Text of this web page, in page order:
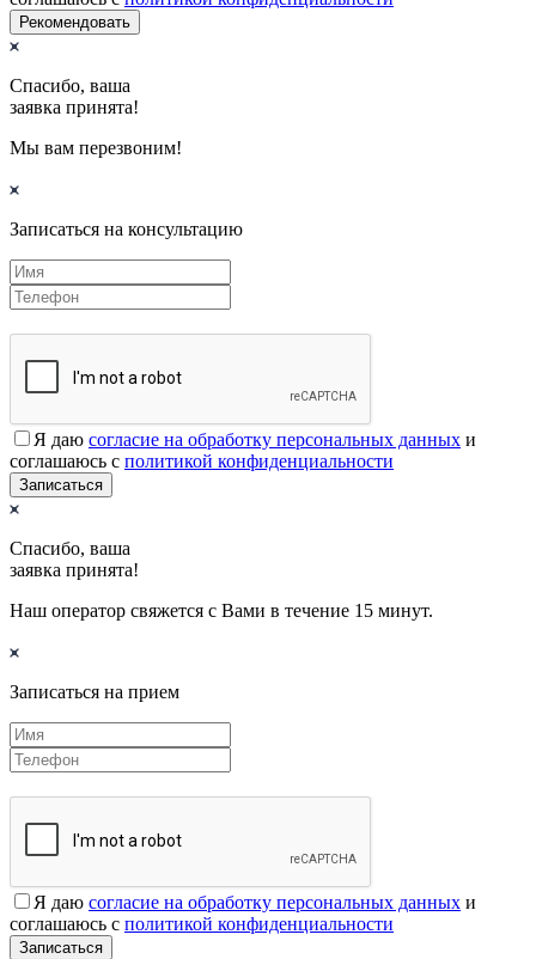
Рекомендовать
Спасибо, ваша
заявка принята!
Мы вам перезвоним!
Записаться на консультацию
Я даю согласие на обработку персональных данных и
соглашаюсь с политикой конфиденциальности
Записаться
Спасибо, ваша
заявка принята!
Наш оператор свяжется с Вами в течение 15 минут.
Записаться на прием
Я даю согласие на обработку персональных данных и
соглашаюсь с политикой конфиденциальности
Записаться